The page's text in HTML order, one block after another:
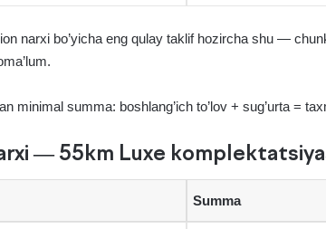
narxi bo’yicha eng qulay taklif hozircha shu —
minimal summa: boshlang’ich to’lov + sug’urta =
— 55km Luxe
Summa